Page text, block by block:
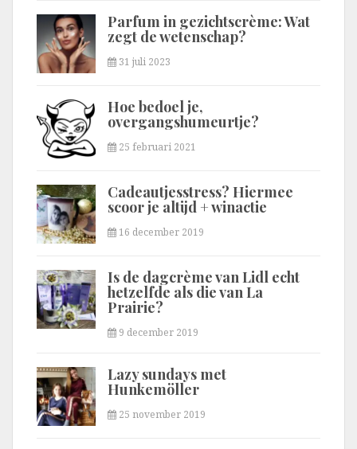
Parfum in gezichtscrème: Wat
zegt de wetenschap?
31 juli 2023
Hoe bedoel je,
overgangshumeurtje?
25 februari 2021
Cadeautjesstress? Hiermee
scoor je altijd + winactie
16 december 2019
Is de dagcrème van Lidl echt
hetzelfde als die van La
Prairie?
9 december 2019
Lazy sundays met
Hunkemöller
25 november 2019